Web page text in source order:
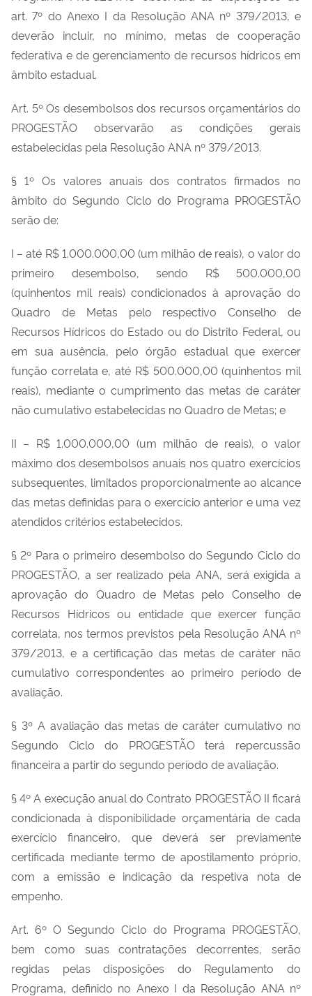
art. 7º do Anexo I da Resolução ANA nº 379/2013, e
deverão incluir, no mínimo, metas de cooperação
federativa e de gerenciamento de recursos hídricos em
âmbito estadual.
Art. 5º Os desembolsos dos recursos orçamentários do
PROGESTÃO observarão as condições gerais
estabelecidas pela Resolução ANA nº 379/2013.
§ 1º Os valores anuais dos contratos firmados no
âmbito do Segundo Ciclo do Programa PROGESTÃO
serão de:
I – até R$ 1.000.000,00 (um milhão de reais), o valor do
primeiro desembolso, sendo R$ 500.000,00
(quinhentos mil reais) condicionados à aprovação do
Quadro de Metas pelo respectivo Conselho de
Recursos Hídricos do Estado ou do Distrito Federal, ou
em sua ausência, pelo órgão estadual que exercer
função correlata e, até R$ 500.000,00 (quinhentos mil
reais), mediante o cumprimento das metas de caráter
não cumulativo estabelecidas no Quadro de Metas; e
II – R$ 1.000.000,00 (um milhão de reais), o valor
máximo dos desembolsos anuais nos quatro exercícios
subsequentes, limitados proporcionalmente ao alcance
das metas definidas para o exercício anterior e uma vez
atendidos critérios estabelecidos.
§ 2º Para o primeiro desembolso do Segundo Ciclo do
PROGESTÃO, a ser realizado pela ANA, será exigida a
aprovação do Quadro de Metas pelo Conselho de
Recursos Hídricos ou entidade que exercer função
correlata, nos termos previstos pela Resolução ANA nº
379/2013, e a certificação das metas de caráter não
cumulativo correspondentes ao primeiro período de
avaliação.
§ 3º A avaliação das metas de caráter cumulativo no
Segundo Ciclo do PROGESTÃO terá repercussão
financeira a partir do segundo período de avaliação.
§ 4º A execução anual do Contrato PROGESTÃO II ficará
condicionada à disponibilidade orçamentária de cada
exercício financeiro, que deverá ser previamente
certificada mediante termo de apostilamento próprio,
com a emissão e indicação da respetiva nota de
empenho.
Art. 6º O Segundo Ciclo do Programa PROGESTÃO,
bem como suas contratações decorrentes, serão
regidas pelas disposições do Regulamento do
Programa, definido no Anexo I da Resolução ANA nº